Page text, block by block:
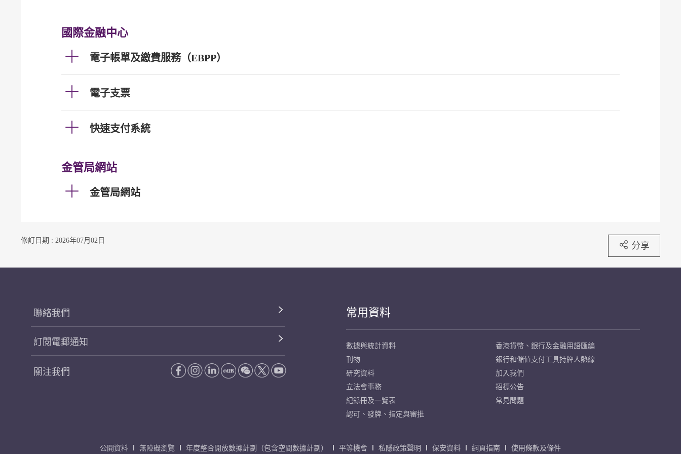
國際金融中心
電子帳單及繳費服務（EBPP）
電子支票
快速支付系統
金管局網站
金管局網站
修訂日期 : 2026年07月02日 分享
聯絡我們
訂閱電郵通知
關注我們
常用資料
數據與統計資料
刊物
研究資料
立法會事務
紀錄冊及一覽表
認可、發牌、指定與審批
香港貨幣、銀行及金融用語匯編
銀行和儲值支付工具持牌人熱線
加入我們
招標公告
常見問題
公開資料 無障礙瀏覽 年度整合開放數據計劃（包含空間數據計劃） 平等機會 私隱政策聲明 保安資料 網頁指南 使用條款及條件